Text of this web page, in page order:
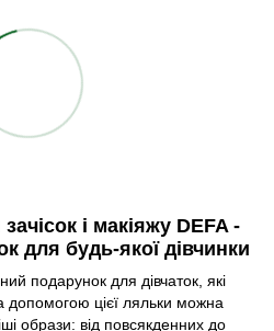
і макіяжу DEFA -
для будь-якої дівчинки
подарунок для дівчаток, які
допомогою цієї ляльки можна
образи: від повсякденних до